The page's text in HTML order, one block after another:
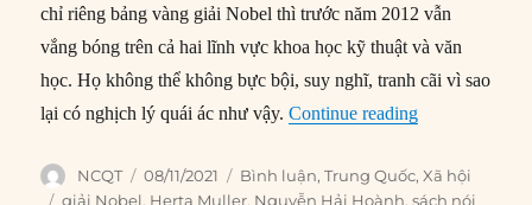
chỉ riêng bảng vàng giải Nobel thì trước năm 2012 vẫn
vắng bóng trên cả hai lĩnh vực khoa học kỹ thuật và văn
học. Họ không thể không bực bội, suy nghĩ, tranh cãi vì sao
lại có nghịch lý quái ác như vậy.Continue reading“Người Trung
Author
NCQT
Posted
on
08/11/2021 Categories
Bình luận,Trung Quốc,Xã hội
Tags
giải Nobel, Herta Muller, Nguyễn Hải Hoành,sách nói